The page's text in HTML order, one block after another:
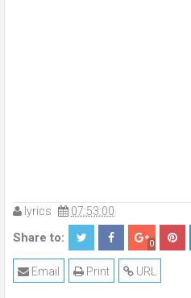
lyrics 07:53:00
Share to: 0
URL
Print
Email